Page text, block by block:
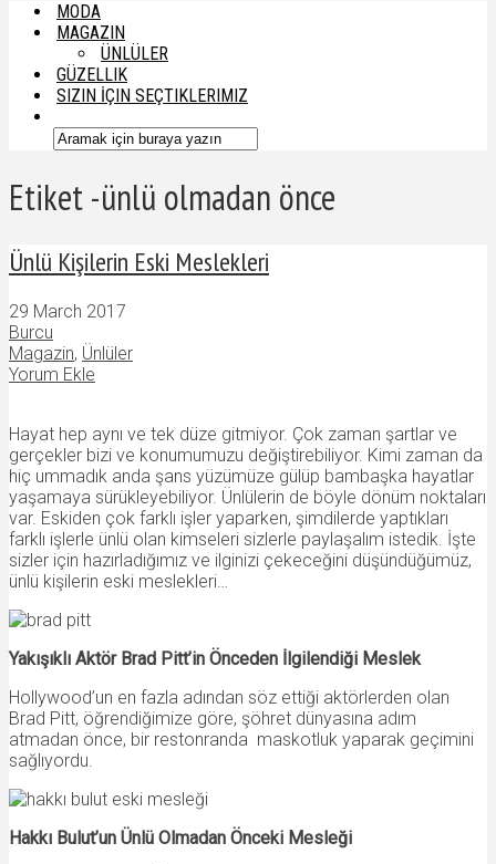
MODA
MAGAZIN
ÜNLÜLER
GÜZELLIK
SIZIN İÇIN SEÇTIKLERIMIZ
Etiket -ünlü olmadan önce
Ünlü Kişilerin Eski Meslekleri
29 March 2017
Burcu
Magazin, Ünlüler
Yorum Ekle
Hayat hep aynı ve tek düze gitmiyor. Çok zaman şartlar ve
gerçekler bizi ve konumumuzu değiştirebiliyor. Kimi zaman da
hiç ummadık anda şans yüzümüze gülüp bambaşka hayatlar
yaşamaya sürükleyebiliyor. Ünlülerin de böyle dönüm noktaları
var. Eskiden çok farklı işler yaparken, şimdilerde yaptıkları
farklı işlerle ünlü olan kimseleri sizlerle paylaşalım istedik. İşte
sizler için hazırladığımız ve ilginizi çekeceğini düşündüğümüz,
ünlü kişilerin eski meslekleri…
Yakışıklı Aktör Brad Pitt’in Önceden İlgilendiği Meslek
Hollywood’un en fazla adından söz ettiği aktörlerden olan
Brad Pitt, öğrendiğimize göre, şöhret dünyasına adım
atmadan önce, bir restonranda maskotluk yaparak geçimini
sağlıyordu.
Hakkı Bulut’un Ünlü Olmadan Önceki Mesleği